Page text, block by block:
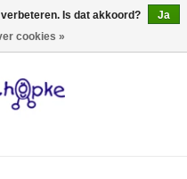
0 Artikelen - €0,00
Is dat akkoord?
Ja
cookies »